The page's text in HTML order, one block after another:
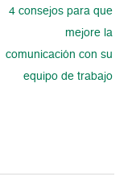
4 consejos para que
mejore la
comunicación con su
equipo de trabajo